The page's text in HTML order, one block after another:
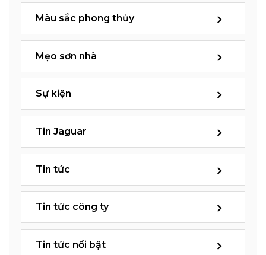
Màu sắc phong thủy
Mẹo sơn nhà
Sự kiện
Tin Jaguar
Tin tức
Tin tức công ty
Tin tức nổi bật